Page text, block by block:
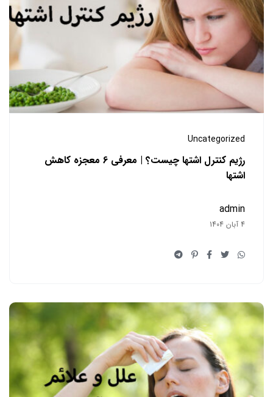
Uncategorized
رژیم کنترل اشتها چیست؟ | معرفی 6 معجزه کاهش
اشتها
admin
4 آبان 1404